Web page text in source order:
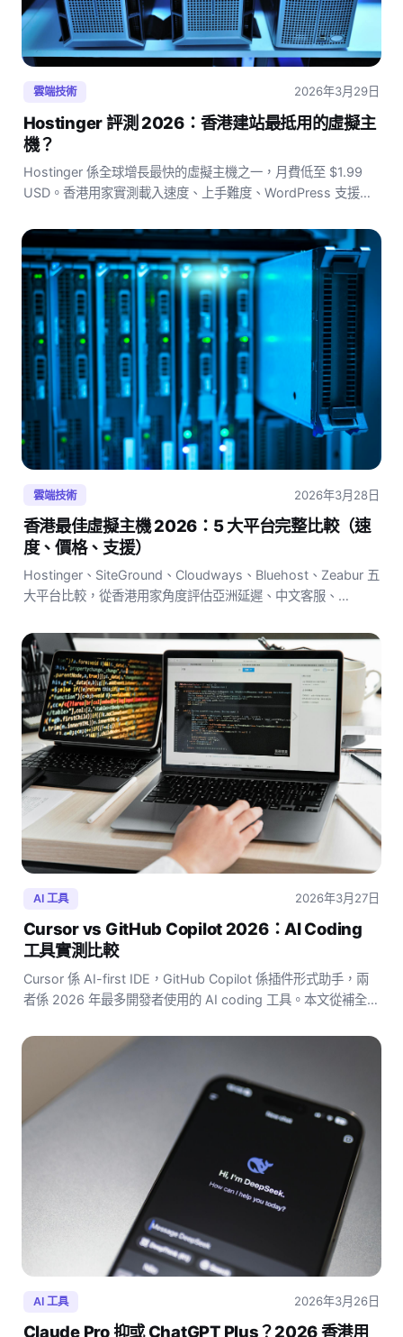
雲端技術 2026年3月29日
Hostinger 評測 2026：香港建站最抵用的虛擬主
機？
Hostinger 係全球增長最快的虛擬主機之一，月費低至 $1.99
USD。香港用家實測載入速度、上手難度、WordPress 支援、
雲端技術 2026年3月28日
香港最佳虛擬主機 2026：5 大平台完整比較（速
度、價格、支援）
Hostinger、SiteGround、Cloudways、Bluehost、Zeabur 五
大平台比較，從香港用家角度評估亞洲延遲、中文客服、
機。
AI 工具 2026年3月27日
Cursor vs GitHub Copilot 2026：AI Coding
工具實測比較
Cursor 係 AI-first IDE，GitHub Copilot 係插件形式助手，兩
者係 2026 年最多開發者使用的 AI coding 工具。本文從補全質
AI 工具 2026年3月26日
Claude Pro 抑或 ChatGPT Plus？2026 香港用